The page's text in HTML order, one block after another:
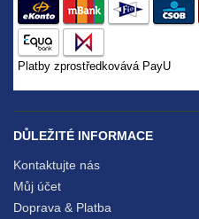
Platby zprostředkovává PayU
DŮLEŽITÉ INFORMACE
Kontaktujte nás
Můj účet
Doprava & Platba